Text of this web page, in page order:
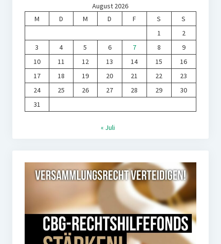
August 2026
M
D M D F S
S
1
2
3
4 5 6 7 8
9
10
11 12 13 14 15
16
17
18 19 20 21 22
23
24
25 26 27 28 29
30
31
« Juli